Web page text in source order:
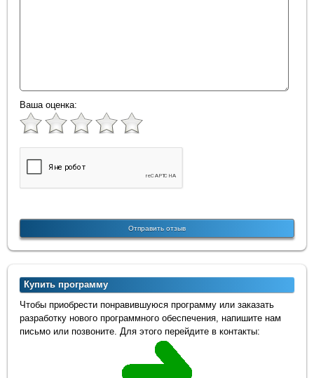
Ваша оценка:
Купить программу
Чтобы приобрести понравившуюся программу или заказать
разработку нового программного обеспечения, напишите нам
письмо или позвоните. Для этого перейдите в контакты: